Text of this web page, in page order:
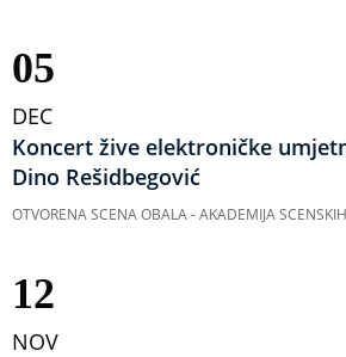
05
DEC
Koncert žive elektroničke
Dino Rešidbegović
OTVORENA SCENA OBALA - AKADEMIJA
12
NOV